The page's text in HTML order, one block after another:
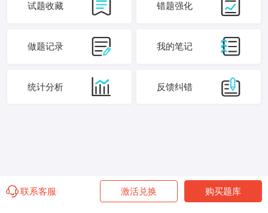
试题收藏 错题强化
做题记录 我的笔记
统计分析 反馈纠错
联系客服 激活兑换 购买题库